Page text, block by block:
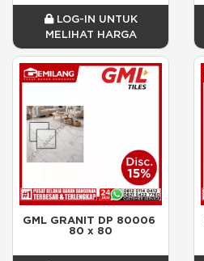
LOG-IN UNTUK
MELIHAT HARGA
GML GRANIT DP 80006
80 x 80